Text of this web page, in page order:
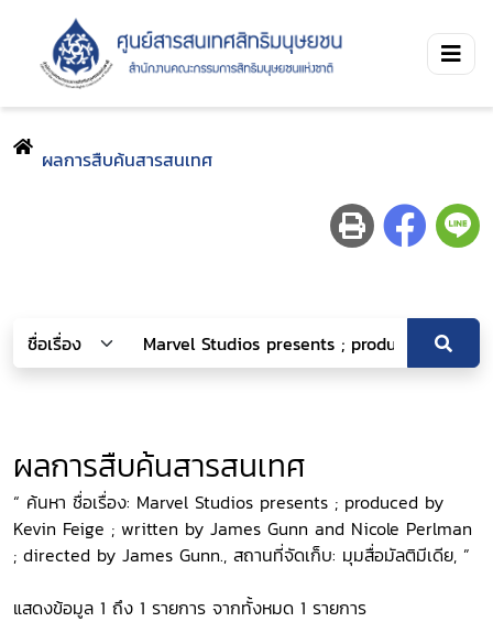
ผลการสืบค้นสารสนเทศ
ผลการสืบค้นสารสนเทศ
“ ค้นหา ชื่อเรื่อง: Marvel Studios presents ; produced by
Kevin Feige ; written by James Gunn and Nicole Perlman
; directed by James Gunn., สถานที่จัดเก็บ: มุมสื่อมัลติมีเดีย, ”
แสดงข้อมูล 1 ถึง 1 รายการ จากทั้งหมด 1 รายการ